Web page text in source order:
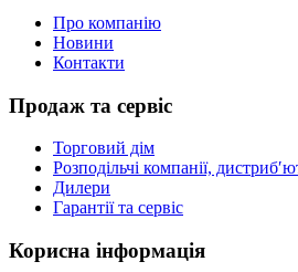
Про компанію
Новини
Контакти
Продаж та сервіс
Торговий дім
Розподільчі компанії,
Дилери
Гарантії та сервіс
Корисна інформація